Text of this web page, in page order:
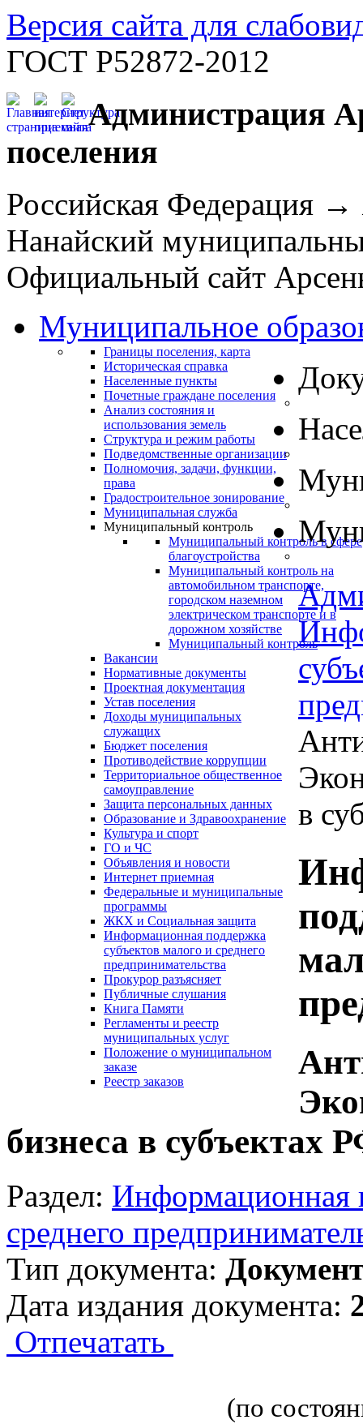
Версия сайта для
ГОСТ Р52872-2012
Администрация
поселения
Российская Федерация
Нанайский
Официальный сайт
Муниципальное
Границы поселения, карта
Историческая справка
Населенные пункты
Почетные граждане поселения
Анализ состояния и
использования земель
Структура и режим работы
Подведомственные организации
Полномочия, задачи, функции,
права
Градостроительное зонирование
Муниципальная служба
Муниципальный контроль
Муниципальный контроль в сфере
благоустройства
Муниципальный контроль на
автомобильном транспорте,
городском наземном
электрическом транспорте и в
дорожном хозяйстве
Муниципальный контроль
Вакансии
Нормативные документы
Проектная документация
Устав поселения
Доходы муниципальных
служащих
Бюджет поселения
Противодействие коррупции
Территориальное общественное
самоуправление
Защита персональных данных
Образование и Здравоохранение
Культура и спорт
ГО и ЧС
Объявления и новости
Интернет приемная
Федеральные и муниципальные
программы
ЖКХ и Социальная защита
Информационная поддержка
субъектов малого и среднего
предпринимательства
Прокурор разъясняет
Публичные слушания
Книга Памяти
Регламенты и реестр
муниципальных услуг
Положение о муниципальном
заказе
Реестр заказов
в
бизнеса в субъектах
Раздел: Информационная
среднего
Тип документа:
Дата издания документа:
Отпечатать
(по